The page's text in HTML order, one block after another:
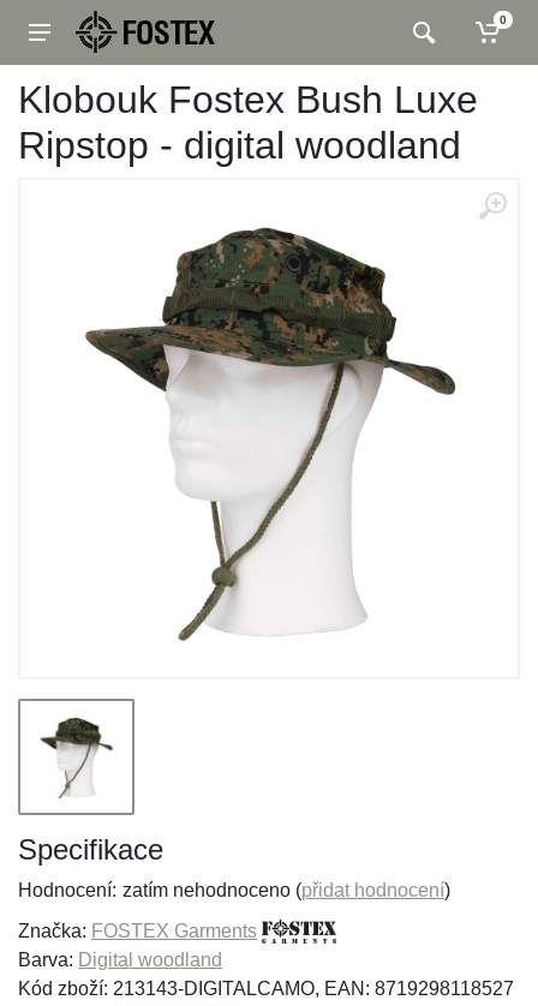
0
Klobouk Fostex Bush Luxe
Ripstop - digital woodland
Specifikace
Hodnocení: zatím nehodnoceno (přidat hodnocení)
Značka: FOSTEX Garments
Barva: Digital woodland
Kód zboží: 213143-DIGITALCAMO, EAN: 8719298118527